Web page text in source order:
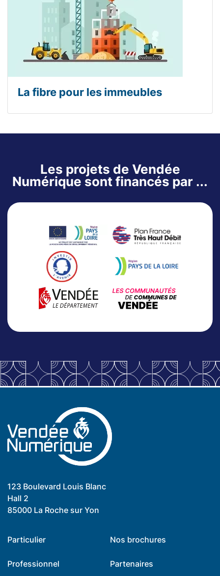
La fibre pour les immeubles
Les projets de Vendée
Numérique sont financés par ...
123 Boulevard Louis Blanc
Hall 2
85000 La Roche sur Yon
Particulier Nos brochures
Professionnel Partenaires